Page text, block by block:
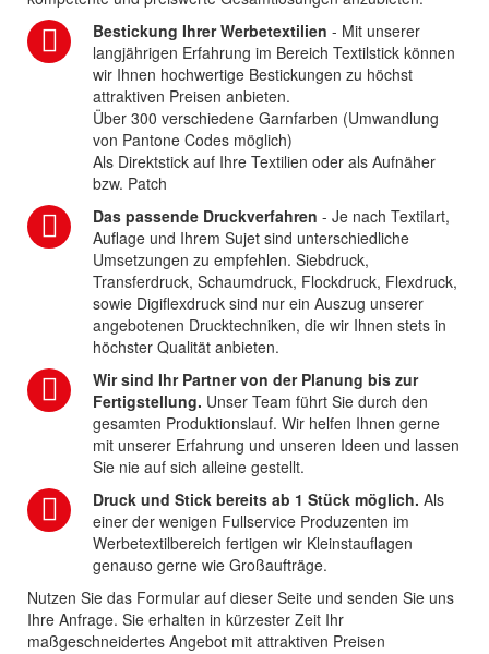
Bestickung Ihrer Werbetextilien - Mit unserer
langjährigen Erfahrung im Bereich Textilstick können
wir Ihnen hochwertige Bestickungen zu höchst
attraktiven Preisen anbieten.
Über 300 verschiedene Garnfarben (Umwandlung
von Pantone Codes möglich)
Als Direktstick auf Ihre Textilien oder als Aufnäher
bzw. Patch
Das passende Druckverfahren - Je nach Textilart,
Auflage und Ihrem Sujet sind unterschiedliche
Umsetzungen zu empfehlen. Siebdruck,
Transferdruck, Schaumdruck, Flockdruck, Flexdruck,
sowie Digiflexdruck sind nur ein Auszug unserer
angebotenen Drucktechniken, die wir Ihnen stets in
höchster Qualität anbieten.
Wir sind Ihr Partner von der Planung bis zur
Fertigstellung. Unser Team führt Sie durch den
gesamten Produktionslauf. Wir helfen Ihnen gerne
mit unserer Erfahrung und unseren Ideen und lassen
Sie nie auf sich alleine gestellt.
Druck und Stick bereits ab 1 Stück möglich. Als
einer der wenigen Fullservice Produzenten im
Werbetextilbereich fertigen wir Kleinstauflagen
genauso gerne wie Großaufträge.
Nutzen Sie das Formular auf dieser Seite und senden Sie uns
Ihre Anfrage. Sie erhalten in kürzester Zeit Ihr
maßgeschneidertes Angebot mit attraktiven Preisen